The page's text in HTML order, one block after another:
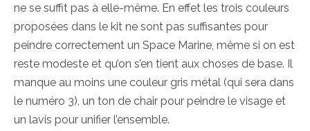
ne se suffit pas à elle-même. En effet les trois couleurs
proposées dans le kit ne sont pas suffisantes pour
peindre correctement un Space Marine, même si on est
reste modeste et qu’on s’en tient aux choses de base. Il
manque au moins une couleur gris métal (qui sera dans
le numéro 3), un ton de chair pour peindre le visage et
un lavis pour unifier l’ensemble.